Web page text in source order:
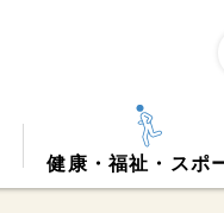
健康・福祉・スポ